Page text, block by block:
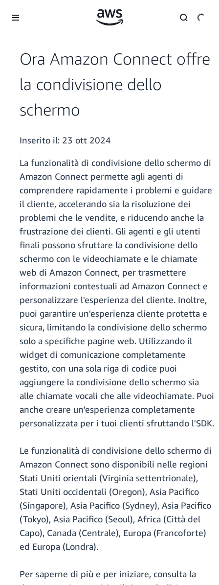
Ora Amazon Connect offre
la condivisione dello
schermo
Inserito il: 23 ott 2024
La funzionalità di condivisione dello schermo di
Amazon Connect permette agli agenti di
comprendere rapidamente i problemi e guidare
il cliente, accelerando sia la risoluzione dei
problemi che le vendite, e riducendo anche la
frustrazione dei clienti. Gli agenti e gli utenti
finali possono sfruttare la condivisione dello
schermo con le videochiamate e le chiamate
web di Amazon Connect, per trasmettere
informazioni contestuali ad Amazon Connect e
personalizzare l'esperienza del cliente. Inoltre,
puoi garantire un'esperienza cliente protetta e
sicura, limitando la condivisione dello schermo
solo a specifiche pagine web. Utilizzando il
widget di comunicazione completamente
gestito, con una sola riga di codice puoi
aggiungere la condivisione dello schermo sia
alle chiamate vocali che alle videochiamate. Puoi
anche creare un'esperienza completamente
personalizzata per i tuoi clienti sfruttando l'SDK.
Le funzionalità di condivisione dello schermo di
Amazon Connect sono disponibili nelle regioni
Stati Uniti orientali (Virginia settentrionale),
Stati Uniti occidentali (Oregon), Asia Pacifico
(Singapore), Asia Pacifico (Sydney), Asia Pacifico
(Tokyo), Asia Pacifico (Seoul), Africa (Città del
Capo), Canada (Centrale), Europa (Francoforte)
ed Europa (Londra).
Per saperne di più e per iniziare, consulta la